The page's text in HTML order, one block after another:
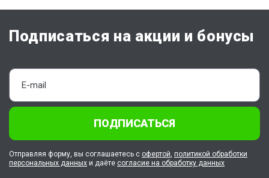
промышленных зданий
Архитектура информационных систем
Архитектура ЭВМ и систем
ассемблер (assembler)
Астрономия
Аудит
Подписаться на акции и бонусы
ПОДПИСАТЬСЯ
Отправляя форму, вы соглашаетесь с офертой политикой обработки
персональных данных и даёте согласие на обработку данных